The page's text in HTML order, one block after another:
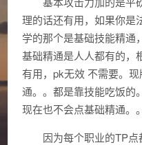
理的话还有用，如果你是
学的那个是基础技能精通
基础精通是人人都有的，
有用，pk无效 不需要。
通。。都是靠技能吃饭的
现在也不会点基础精通。。
因为每个职业的TP